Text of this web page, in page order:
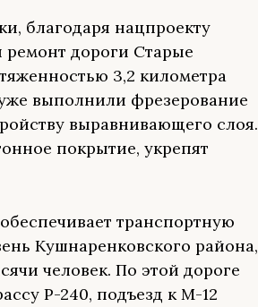
благодаря нацпроекту
ремонт дороги Старые
3,2 километра
выполнили фрезерование
выравнивающего слоя.
покрытие, укрепят
транспортную
Кушнаренковского района,
человек. По этой дороге
Р-240, подъезд к М-12